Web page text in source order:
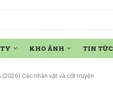
KHO ẢNH TIN TỨC
Các nhân vật và cốt truyện